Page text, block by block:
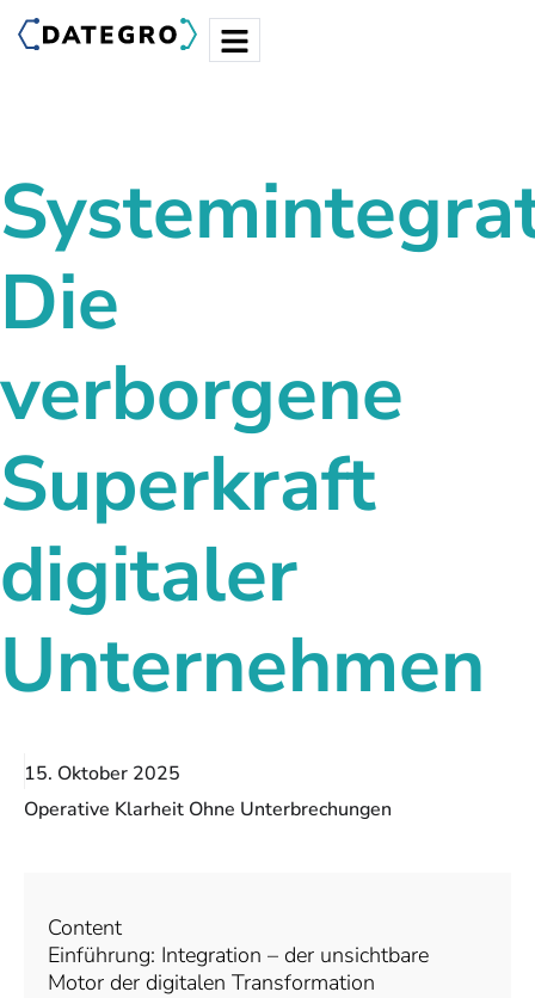
Die
verborgene
Superkraft
digitaler
Unternehmen
15. Oktober 2025
Operative Klarheit Ohne Unterbrechungen
Content
Einführung: Integration – der unsichtbare
Motor der digitalen Transformation